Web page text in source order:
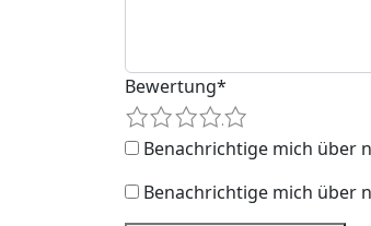
Bewertung*
4
3
2
1
Benachrichtige mich über
Benachrichtige mich über